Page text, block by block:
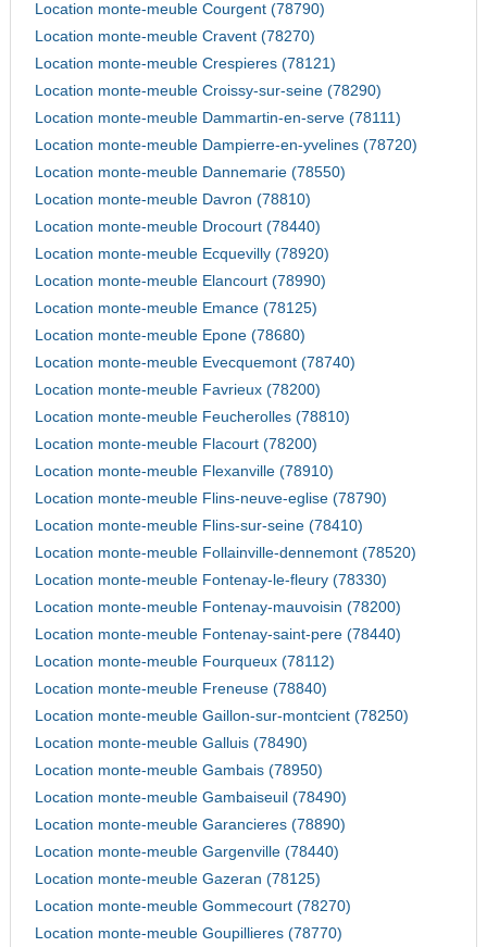
Location monte-meuble Courgent (78790)
Location monte-meuble Cravent (78270)
Location monte-meuble Crespieres (78121)
Location monte-meuble Croissy-sur-seine (78290)
Location monte-meuble Dammartin-en-serve (78111)
Location monte-meuble Dampierre-en-yvelines (78720)
Location monte-meuble Dannemarie (78550)
Location monte-meuble Davron (78810)
Location monte-meuble Drocourt (78440)
Location monte-meuble Ecquevilly (78920)
Location monte-meuble Elancourt (78990)
Location monte-meuble Emance (78125)
Location monte-meuble Epone (78680)
Location monte-meuble Evecquemont (78740)
Location monte-meuble Favrieux (78200)
Location monte-meuble Feucherolles (78810)
Location monte-meuble Flacourt (78200)
Location monte-meuble Flexanville (78910)
Location monte-meuble Flins-neuve-eglise (78790)
Location monte-meuble Flins-sur-seine (78410)
Location monte-meuble Follainville-dennemont (78520)
Location monte-meuble Fontenay-le-fleury (78330)
Location monte-meuble Fontenay-mauvoisin (78200)
Location monte-meuble Fontenay-saint-pere (78440)
Location monte-meuble Fourqueux (78112)
Location monte-meuble Freneuse (78840)
Location monte-meuble Gaillon-sur-montcient (78250)
Location monte-meuble Galluis (78490)
Location monte-meuble Gambais (78950)
Location monte-meuble Gambaiseuil (78490)
Location monte-meuble Garancieres (78890)
Location monte-meuble Gargenville (78440)
Location monte-meuble Gazeran (78125)
Location monte-meuble Gommecourt (78270)
Location monte-meuble Goupillieres (78770)